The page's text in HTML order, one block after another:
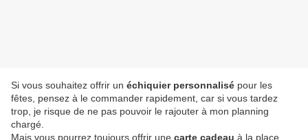
Si vous souhaitez offrir un échiquier personnalisé pour les
fêtes, pensez à le commander rapidement, car si vous tardez
trop, je risque de ne pas pouvoir le rajouter à mon planning
chargé.
Mais vous pourrez toujours offrir une carte cadeau à la place...